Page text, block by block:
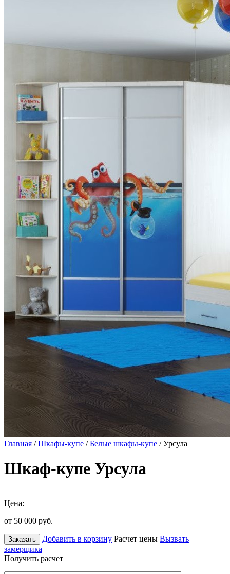
Главная /Шкафы-купе /Белые шкафы-купе / Урсула
Шкаф-купе Урсула
Цена:
от 50 000 руб.
Заказать Добавить в корзину Расчет цены Вызвать
замерщика
Получить расчет